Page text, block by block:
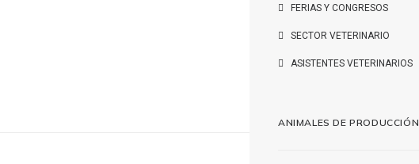
FERIAS Y CONGRESOS
SECTOR VETERINARIO
ASISTENTES VETERINARIOS
ANIMALES DE PRODUCCIÓN